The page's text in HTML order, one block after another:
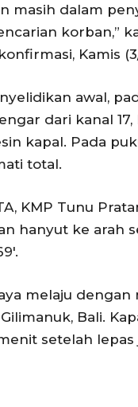
masih dalam
korban,”
Kamis
awal,
dari kanal
kapal. Pada
total.
KMP Tunu
hanyut ke arah
melaju
Bali.
setelah lepas